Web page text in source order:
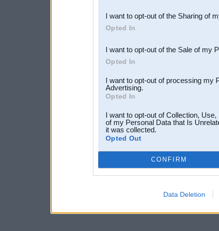
Downstream Participants
third parties.
I want to opt-out of the Sharing of
Opted In
I want to opt-out of the Sale of my
Opted In
I want to opt-out of processing my
Advertising.
Opted In
I want to opt-out of Collection,
of my Personal Data that Is
it was collected.
Opted Out
CONFIRM
Data Deletion